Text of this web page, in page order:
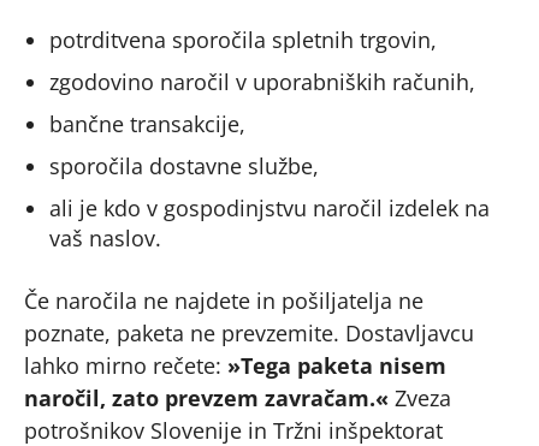
potrditvena sporočila spletnih trgovin,
zgodovino naročil v uporabniških računih,
bančne transakcije,
sporočila dostavne službe,
ali je kdo v gospodinjstvu naročil izdelek na
vaš naslov.
Če naročila ne najdete in pošiljatelja ne
poznate, paketa ne prevzemite. Dostavljavcu
lahko mirno rečete: »Tega paketa nisem
naročil, zato prevzem zavračam.« Zveza
potrošnikov Slovenije in Tržni inšpektorat